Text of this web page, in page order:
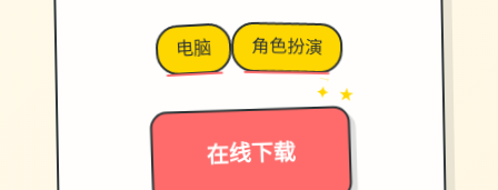
电脑 角色扮演
在线下载
→
✦ ★